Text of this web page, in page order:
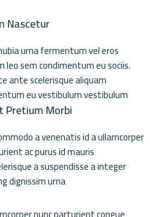
Nascetur
urna fermentum vel eros
leo sem condimentum eu sociis.
ante scelerisque aliquam
eu vestibulum vestibulum.
Pretium Morbi
a venenatis id a ullamcorper
ac purus id mauris
a suspendisse a integer
dignissim urna.